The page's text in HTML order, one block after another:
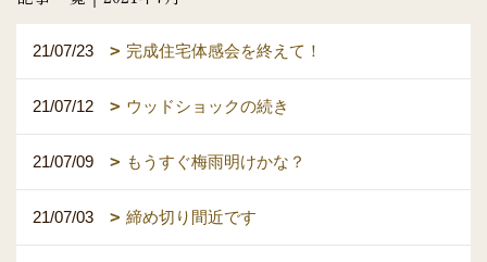
21/07/23 完成住宅体感会を終えて！
21/07/12 ウッドショックの続き
21/07/09 もうすぐ梅雨明けかな？
21/07/03 締め切り間近です